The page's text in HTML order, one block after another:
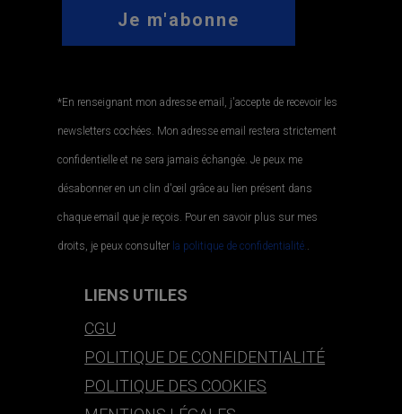
*En renseignant mon adresse email, j'accepte de recevoir les
newsletters cochées. Mon adresse email restera strictement
confidentielle et ne sera jamais échangée. Je peux me
désabonner en un clin d'œil grâce au lien présent dans
chaque email que je reçois. Pour en savoir plus sur mes
droits, je peux consulter la politique de confidentialité..
LIENS UTILES
CGU
POLITIQUE DE CONFIDENTIALITÉ
POLITIQUE DES COOKIES